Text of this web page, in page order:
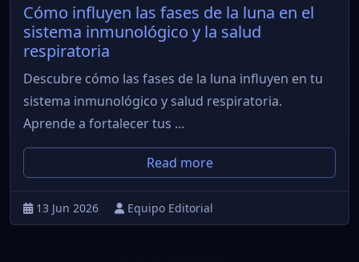
Cómo influyen las fases de la luna en el
sistema inmunológico y la salud
respiratoria
Descubre cómo las fases de la luna influyen en tu
sistema inmunológico y salud respiratoria.
Aprende a fortalecer tus ...
Read more
13 Jun 2026 Equipo Editorial